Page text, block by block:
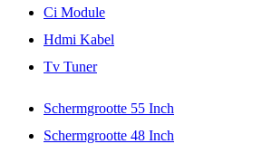
Ci Module
Hdmi Kabel
Tv Tuner
Schermgrootte 55 Inch
Schermgrootte 48 Inch